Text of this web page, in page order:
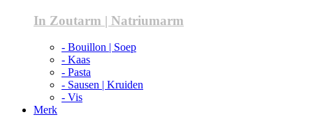
In Zoutarm | Natriumarm
- Bouillon | Soep
- Kaas
- Pasta
- Sausen | Kruiden
- Vis
Merk